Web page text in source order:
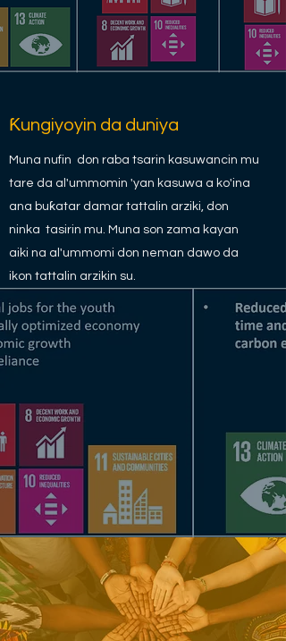
Ƙungiyoyin da duniya
Muna nufin don raba tsarin kasuwancin mu
tare da al'ummomin 'yan kasuwa a ko'ina
ana buƙatar damar tattalin arziki, don
ninka tasirin mu. Muna son zama kayan
aiki na al'ummomi don neman dawo da
ikon tattalin arzikin su.